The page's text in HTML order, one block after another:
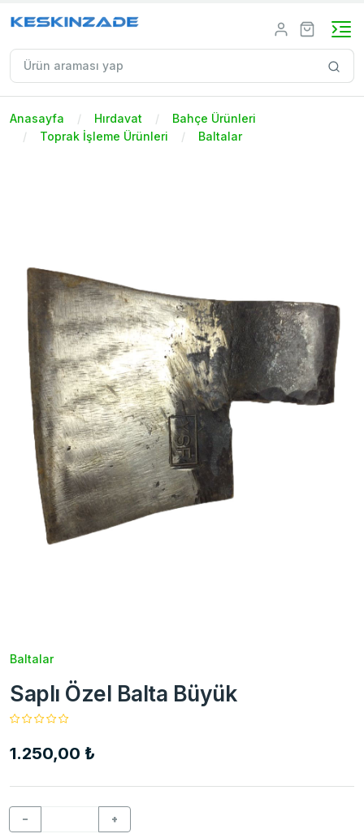
Anasayfa Hırdavat
Bahçe Ürünleri
Toprak İşleme Ürünleri
Baltalar
Baltalar
Saplı Özel Balta Büyük
1.250,00 ₺
− +